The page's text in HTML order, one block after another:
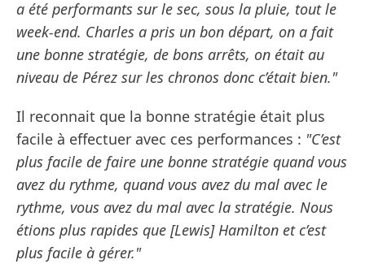
a été performants sur le sec, sous la pluie, tout le
week-end. Charles a pris un bon départ, on a fait
une bonne stratégie, de bons arrêts, on était au
niveau de Pérez sur les chronos donc c’était bien."
Il reconnait que la bonne stratégie était plus
facile à effectuer avec ces performances : "C’est
plus facile de faire une bonne stratégie quand vous
avez du rythme, quand vous avez du mal avec le
rythme, vous avez du mal avec la stratégie. Nous
étions plus rapides que [Lewis] Hamilton et c’est
plus facile à gérer."